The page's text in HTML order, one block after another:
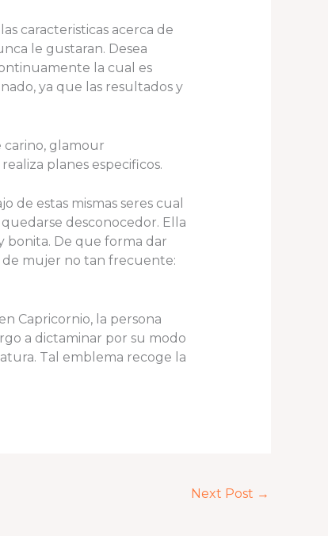
caracteristicas acerca de
le gustaran. Desea
la cual es
ya que las resultados y
carino, glamour
planes especificos.
de estas mismas seres cual
desconocedor. Ella
bonita. De que forma dar
de mujer no tan frecuente:
Capricornio, la persona
a dictaminar por su modo
Tal emblema recoge la
Next Post →